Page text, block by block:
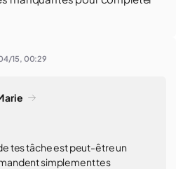
15, 00:29
tes tâche est peut-être un
simplement tes